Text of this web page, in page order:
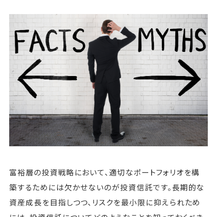
運営会社
ファミリーオフィスとは
関連書籍
メールマガジン登録
よくある質問
富裕層の投資戦略において、適切なポートフォリオを構
築するためには欠かせないのが投資信託です。長期的な
資産成長を目指しつつ、リスクを最小限に抑えられため